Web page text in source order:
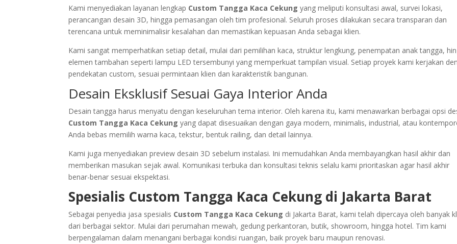
Kami menyediakan layanan lengkap Custom Tangga Kaca Cekung yang meliputi konsultasi awal, survei lokasi,
perancangan desain 3D, hingga pemasangan oleh tim profesional. Seluruh proses dilakukan secara transparan dan
terencana untuk meminimalisir kesalahan dan memastikan kepuasan Anda sebagai klien.
Kami sangat memperhatikan setiap detail, mulai dari pemilihan kaca, struktur lengkung, penempatan anak tangga,
elemen tambahan seperti lampu LED tersembunyi yang memperkuat tampilan visual. Setiap proyek kami kerjakan
pendekatan custom, sesuai permintaan klien dan karakteristik bangunan.
Desain Eksklusif Sesuai Gaya Interior Anda
Desain tangga harus menyatu dengan keseluruhan tema interior. Oleh karena itu, kami menawarkan berbagai opsi
Custom Tangga Kaca Cekung yang dapat disesuaikan dengan gaya modern, minimalis, industrial, atau
Anda bebas memilih warna kaca, tekstur, bentuk railing, dan detail lainnya.
Kami juga menyediakan preview desain 3D sebelum instalasi. Ini memudahkan Anda membayangkan hasil akhir dan
memberikan masukan sejak awal. Komunikasi terbuka dan konsultasi teknis selalu kami prioritaskan agar hasil akhir
benar-benar sesuai ekspektasi.
Spesialis Custom Tangga Kaca Cekung di Jakarta Barat
Sebagai penyedia jasa spesialis Custom Tangga Kaca Cekung di Jakarta Barat, kami telah dipercaya oleh banyak
dari berbagai sektor. Mulai dari perumahan mewah, gedung perkantoran, butik, showroom, hingga hotel. Tim kami
berpengalaman dalam menangani berbagai kondisi ruangan, baik proyek baru maupun renovasi.